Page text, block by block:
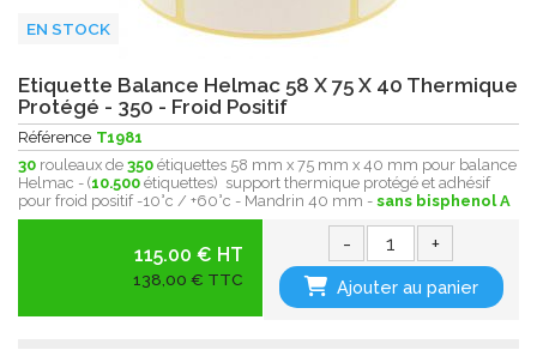
EN STOCK
Etiquette Balance Helmac 58 X 75 X 40 Thermique
Protégé - 350 - Froid Positif
Référence T1981
30 rouleaux de 350 étiquettes 58 mm x 75 mm x 40 mm pour balance
Helmac - (10.500 étiquettes) support thermique protégé et adhésif
pour froid positif -10°c / +60°c - Mandrin 40 mm - sans bisphenol A
115.00 € HT
138,00 € TTC
- +
Ajouter au panier